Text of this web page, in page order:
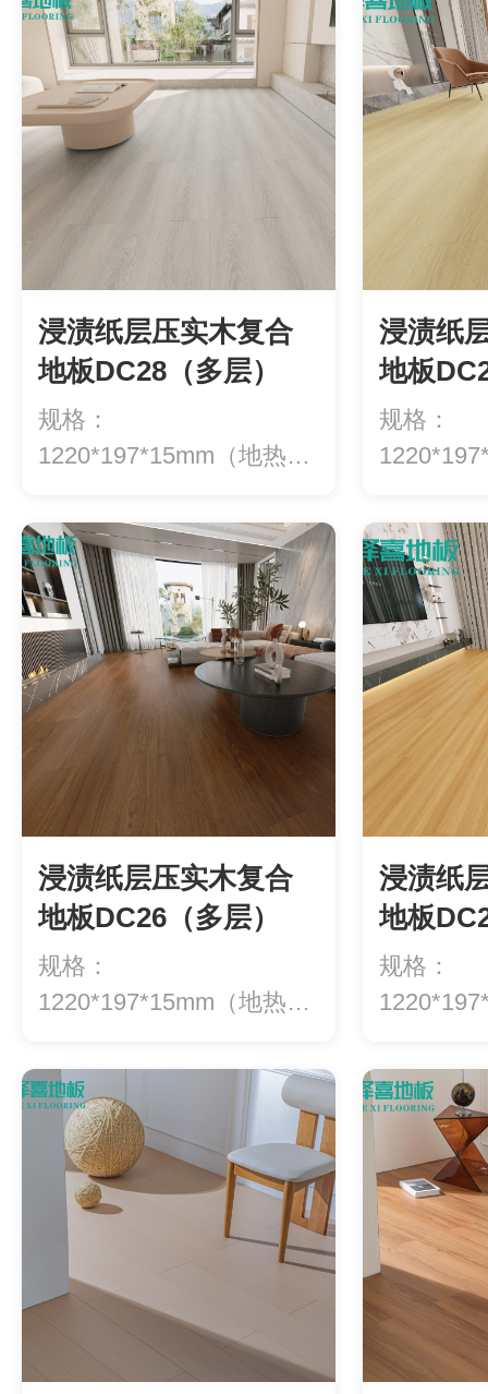
浸渍纸层压实木复合
地板DC28（多层）
规格：
1220*197*15mm（地热专
浸渍纸
地板
规格：
浸渍纸层压实木复合
地板DC26（多层）
规格：
1220*197*15mm（地热专
浸渍纸
地板
规格：